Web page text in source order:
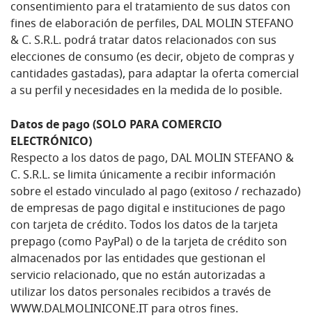
consentimiento para el tratamiento de sus datos con
fines de elaboración de perfiles, DAL MOLIN STEFANO
& C. S.R.L. podrá tratar datos relacionados con sus
elecciones de consumo (es decir, objeto de compras y
cantidades gastadas), para adaptar la oferta comercial
a su perfil y necesidades en la medida de lo posible.
Datos de pago (SOLO PARA COMERCIO
ELECTRÓNICO)
Respecto a los datos de pago, DAL MOLIN STEFANO &
C. S.R.L. se limita únicamente a recibir información
sobre el estado vinculado al pago (exitoso / rechazado)
de empresas de pago digital e instituciones de pago
con tarjeta de crédito. Todos los datos de la tarjeta
prepago (como PayPal) o de la tarjeta de crédito son
almacenados por las entidades que gestionan el
servicio relacionado, que no están autorizadas a
utilizar los datos personales recibidos a través de
WWW.DALMOLINICONE.IT para otros fines.